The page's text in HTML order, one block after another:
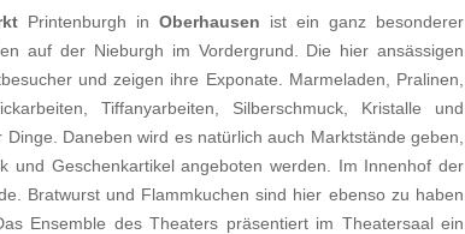
Printenburgh in Oberhausen ist ein ganz besonderer
auf der Nieburgh im Vordergrund. Die hier ansässigen
und zeigen ihre Exponate. Marmeladen, Pralinen,
Tiffanyarbeiten, Silberschmuck, Kristalle und
Daneben wird es natürlich auch Marktstände geben,
und Geschenkartikel angeboten werden. Im Innenhof der
Bratwurst und Flammkuchen sind hier ebenso zu haben
Ensemble des Theaters präsentiert im Theatersaal ein